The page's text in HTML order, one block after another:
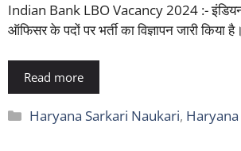
Indian Bank LBO Vacancy 2024 :-
ऑफिसर के पदों पर भर्ती का विज्ञापन जारी
Read more
Categories
Haryana Sarkari Naukari,